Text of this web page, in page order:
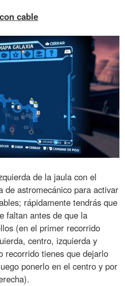
cable
de la jaula con el
de astromecánico para activar
rápidamente tendrás que
faltan antes de que la
(en el primer recorrido
centro, izquierda y
recorrido tienes que dejarlo
ponerlo en el centro y por